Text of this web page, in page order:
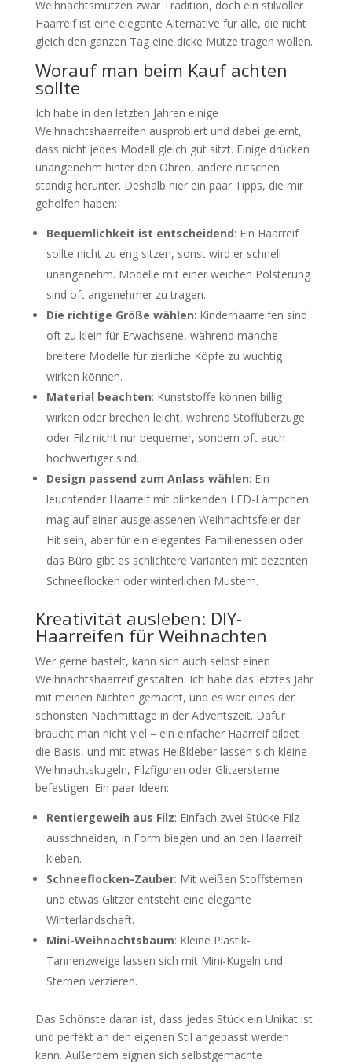
Weihnachtsmützen zwar Tradition, doch ein stilvoller
Haarreif ist eine elegante Alternative für alle, die nicht
gleich den ganzen Tag eine dicke Mütze tragen wollen.
Worauf man beim Kauf achten
sollte
Ich habe in den letzten Jahren einige
Weihnachtshaarreifen ausprobiert und dabei gelernt,
dass nicht jedes Modell gleich gut sitzt. Einige drücken
unangenehm hinter den Ohren, andere rutschen
ständig herunter. Deshalb hier ein paar Tipps, die mir
geholfen haben:
Bequemlichkeit ist entscheidend: Ein Haarreif
sollte nicht zu eng sitzen, sonst wird er schnell
unangenehm. Modelle mit einer weichen Polsterung
sind oft angenehmer zu tragen.
Die richtige Größe wählen: Kinderhaarreifen sind
oft zu klein für Erwachsene, während manche
breitere Modelle für zierliche Köpfe zu wuchtig
wirken können.
Material beachten: Kunststoffe können billig
wirken oder brechen leicht, während Stoffüberzüge
oder Filz nicht nur bequemer, sondern oft auch
hochwertiger sind.
Design passend zum Anlass wählen: Ein
leuchtender Haarreif mit blinkenden LED-Lämpchen
mag auf einer ausgelassenen Weihnachtsfeier der
Hit sein, aber für ein elegantes Familienessen oder
das Büro gibt es schlichtere Varianten mit dezenten
Schneeflocken oder winterlichen Mustern.
Kreativität ausleben: DIY-
Haarreifen für Weihnachten
Wer gerne bastelt, kann sich auch selbst einen
Weihnachtshaarreif gestalten. Ich habe das letztes Jahr
mit meinen Nichten gemacht, und es war eines der
schönsten Nachmittage in der Adventszeit. Dafür
braucht man nicht viel – ein einfacher Haarreif bildet
die Basis, und mit etwas Heißkleber lassen sich kleine
Weihnachtskugeln, Filzfiguren oder Glitzersterne
befestigen. Ein paar Ideen:
Rentiergeweih aus Filz: Einfach zwei Stücke Filz
ausschneiden, in Form biegen und an den Haarreif
kleben.
Schneeflocken-Zauber: Mit weißen Stoffsternen
und etwas Glitzer entsteht eine elegante
Winterlandschaft.
Mini-Weihnachtsbaum: Kleine Plastik-
Tannenzweige lassen sich mit Mini-Kugeln und
Sternen verzieren.
Das Schönste daran ist, dass jedes Stück ein Unikat ist
und perfekt an den eigenen Stil angepasst werden
kann. Außerdem eignen sich selbstgemachte